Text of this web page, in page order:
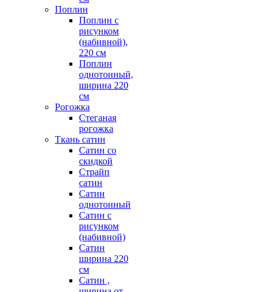
Поплин
Поплин с
рисунком
(набивной),
220 см
Поплин
однотонный,
ширина 220
см
Рогожка
Стеганая
рогожка
Ткань сатин
Сатин со
скидкой
Страйп
сатин
Сатин
однотонный
Сатин с
рисунком
(набивной)
Сатин
ширина 220
см
Сатин ,